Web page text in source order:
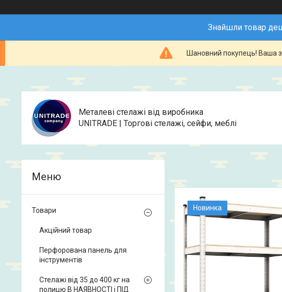
Знайшли товар
Шановний покупець! Ваша
Металеві стелажі від виробника
UNITRADE | Торгові стелажі, сейфи, меблі
Новинка
Товари
Акційний товар
Перфорована панель для
інструментів
Стелажі від 35 до 400 кг на
полицю В НАЯВНОСТІ і ПІД